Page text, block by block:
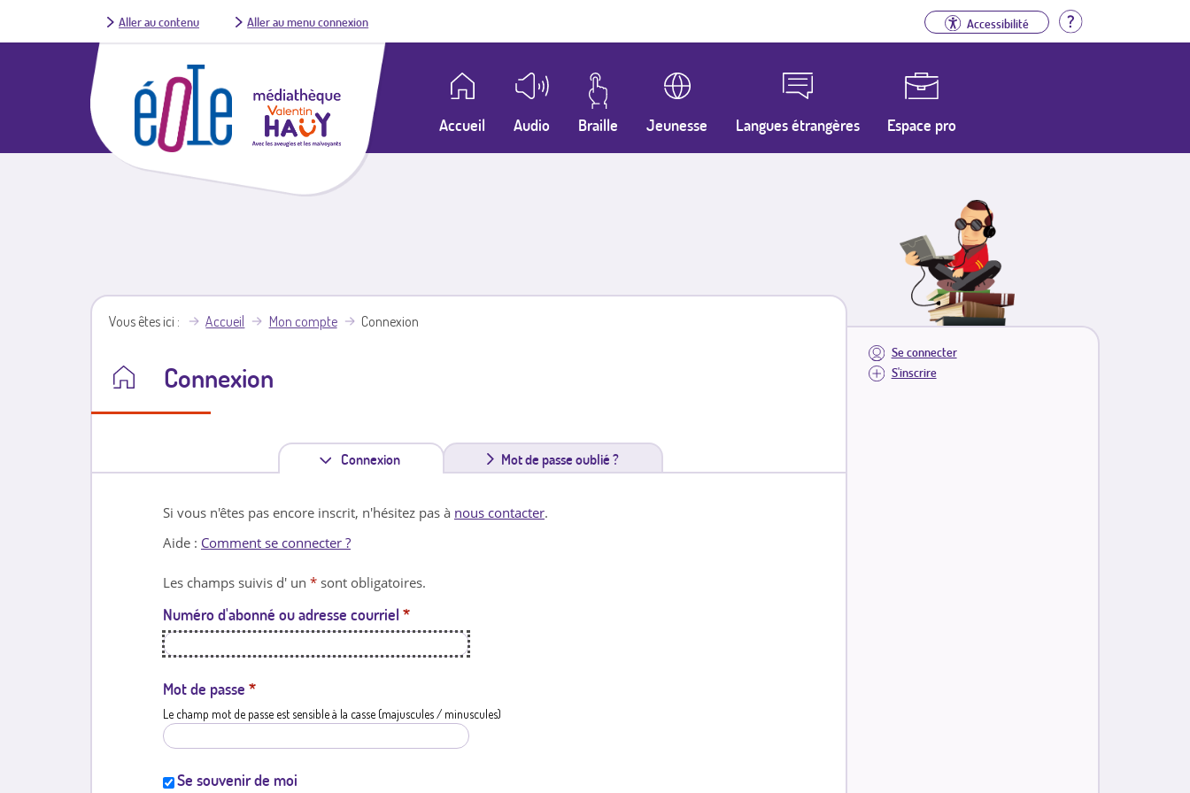
Aller au contenu Aller au menu connexion Accessibilité Aide
Accueil Audio Braille Jeunesse Langues étrangères Espace pro
Se connecter
S'inscrire
Vous êtes ici Accueil Mon compte Connexion
Connexion
Connexion
n
l
e
Mot de passe oublié ?
Si vous n'êtes pas encore inscrit, n'hésitez pas à nous contacter.
Aide : Comment se connecter ?
Les champs suivis d' un * sont obligatoires.
Numéro d'abonné ou adresse courriel *
Mot de passe *
Le champ mot de passe est sensible à la casse (majuscules / minuscules)
Se souvenir de moi